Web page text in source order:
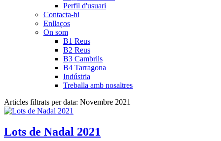
Perfil d'usuari
Contacta-hi
Enllaços
On som
B1 Reus
B2 Reus
B3 Cambrils
B4 Tarragona
Indústria
Treballa amb nosaltres
Articles filtrats per data: Novembre 2021
Lots de Nadal 2021